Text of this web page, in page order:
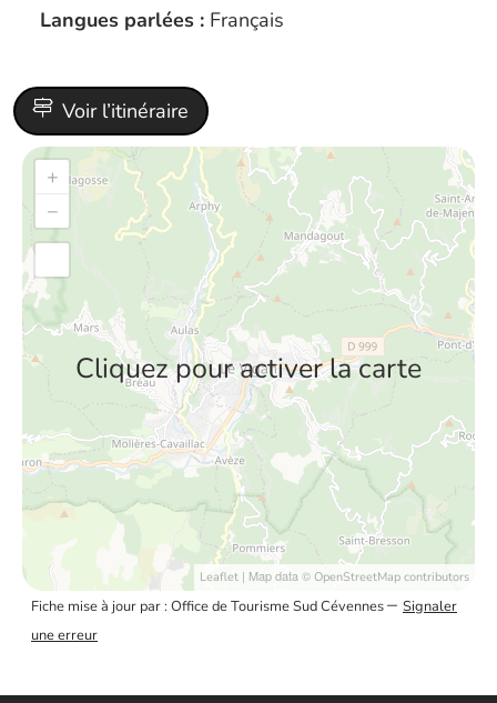
Langues parlées : Français
Voir l’itinéraire
Cliquez pour activer la carte
+
−
Leaflet | Map data © OpenStreetMap contributors
Fiche mise à jour par : Office de Tourisme Sud Cévennes– Signaler
une erreur